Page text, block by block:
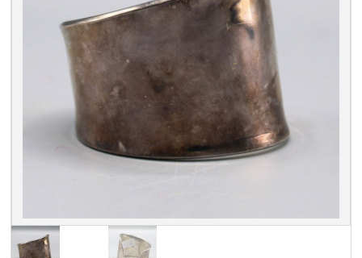
NEWSLETTER